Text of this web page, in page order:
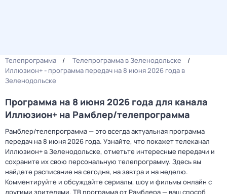
Телепрограмма
Телепрограмма в Зеленодольске
Иллюзион+ - программа передач на 8 июня 2026 года в
Зеленодольске
Программа на 8 июня 2026 года для канала
Иллюзион+ на Рамблер/телепрограмма
Рамблер/телепрограмма — это всегда актуальная программа
передач на 8 июня 2026 года. Узнайте, что покажет телеканал
Иллюзион+ в Зеленодольске, отметьте интересные передачи и
сохраните их свою персональную телепрограмму. Здесь вы
найдете расписание на сегодня, на завтра и на неделю.
Комментируйте и обсуждайте сериалы, шоу и фильмы онлайн с
другими зрителями. ТВ программа от Рамблера — ваш способ